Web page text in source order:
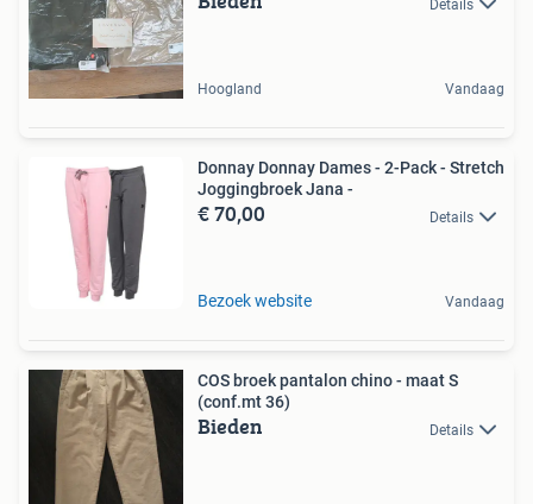
Details
Hoogland Vandaag
Donnay Donnay Dames - 2-Pack - Stretch
Joggingbroek Jana -
€ 70,00 Details
Bezoek website Vandaag
COS broek pantalon chino - maat S
(conf.mt 36)
Bieden Details